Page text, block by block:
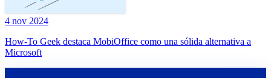
4 nov 2024
How-To Geek destaca MobiOffice como una sólida alternativa a
Microsoft